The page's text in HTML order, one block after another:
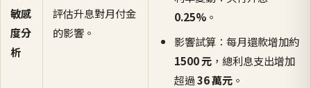
敏感
度分
析
評估升息對月付金
的影響。
0.25%。
影響試算：每月還款增加約
1500 元，總利息支出增加
超過36 萬元。